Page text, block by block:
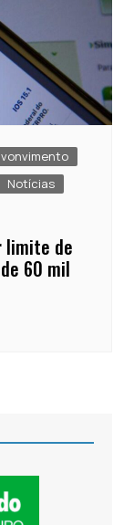
Notícias
limite de
60 mil